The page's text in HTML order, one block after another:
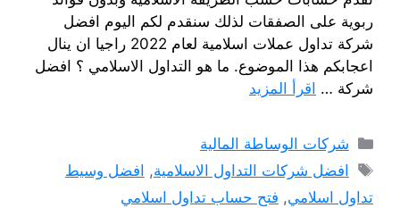
ربوية على الصفقات لذلك سنقدم لكم اليوم افضل
شركة تداول عملات اسلامية لعام 2022 راجيا ان ينال
اعجابكم هذا الموضوع. ما هو التداول الاسلامي ؟ افضل
شركة … اقرأ المزيد
التصنيفات
شركات الوساطة المالية
الوسوم
افضل شركات التداول الاسلامية, افضل وسيط
تداول اسلامي, فتح حساب تداول اسلامي